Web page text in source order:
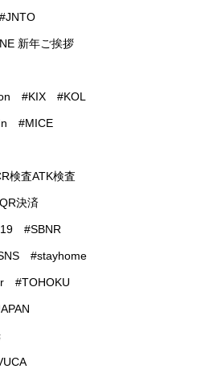
JNTO
新年ご挨拶
KIX KOL
MICE
検査ATK検査
QR決済
SBNR
stayhome
TOHOKU